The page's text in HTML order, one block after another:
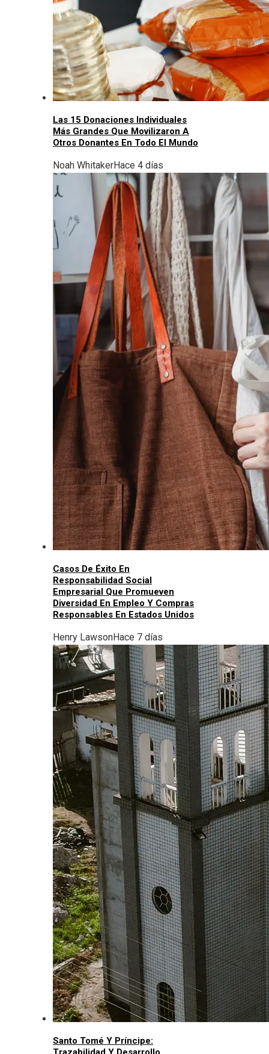
Las 15 Donaciones Individuales
Más Grandes Que Movilizaron A
Otros Donantes En Todo El Mundo
Noah WhitakerHace 4 días
Casos De Éxito En
Responsabilidad Social
Empresarial Que Promueven
Diversidad En Empleo Y Compras
Responsables En Estados Unidos
Henry LawsonHace 7 días
Santo Tomé Y Príncipe: